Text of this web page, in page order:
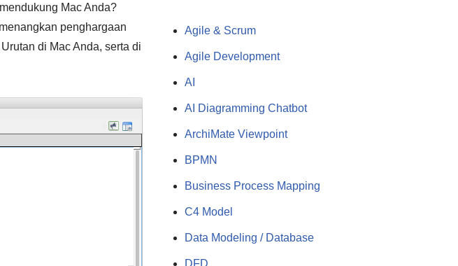
Mac Anda?
penghargaan
di Mac Anda, serta di
Agile & Scrum
Agile Development
AI
AI Diagramming Chatbot
ArchiMate Viewpoint
BPMN
Business Process Mapping
C4 Model
Data Modeling / Database
DFD